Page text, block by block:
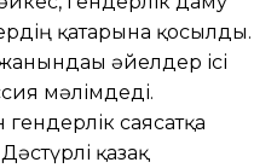
қатарына қосылды.
әйелдер ісі
мәлімдеді.
саясатқа
қазақ